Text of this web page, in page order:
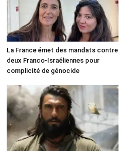
La France émet des mandats contre
deux Franco-Israéliennes pour
complicité de génocide